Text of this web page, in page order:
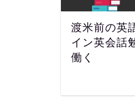
渡米前の英
イン英会話
働く